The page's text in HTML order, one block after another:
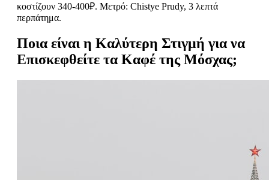
κοστίζουν 340-400₽. Μετρό: Chistye Prudy, 3 λεπτά
περπάτημα.
Ποια είναι η Καλύτερη Στιγμή για να
Επισκεφθείτε τα Καφέ της Μόσχας;